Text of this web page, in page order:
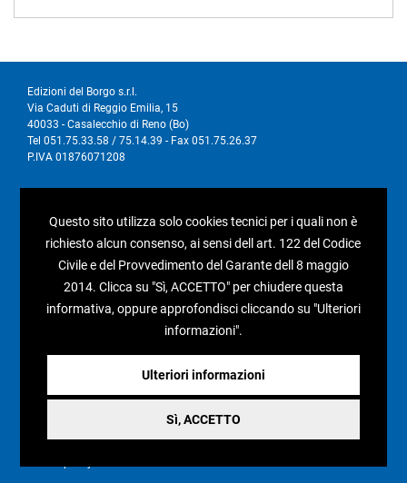
Edizioni del Borgo s.r.l.
Via Caduti di Reggio Emilia, 15
40033 - Casalecchio di Reno (Bo)
Tel 051.75.33.58 / 75.14.39 - Fax 051.75.26.37
P.IVA 01876071208
Condizioni generali di vendita
Resi e rimborsi
Privacy policy
Questo sito utilizza solo cookies tecnici per i quali non è
richiesto alcun consenso, ai sensi dell art. 122 del Codice
Civile e del Provvedimento del Garante dell 8 maggio
2014. Clicca su "Sì, ACCETTO" per chiudere questa
informativa, oppure approfondisci cliccando su "Ulteriori
informazioni".
Ulteriori informazioni
Sì, ACCETTO